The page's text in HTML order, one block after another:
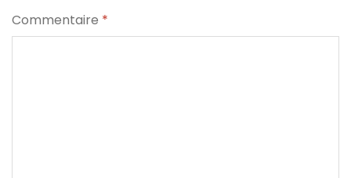
Commentaire *